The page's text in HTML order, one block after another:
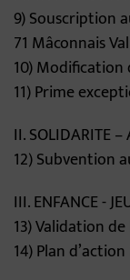
9) Souscription
71 Mâconnais
10)
11) Prime
II. SOLIDARITE –
12) Subvention
III. ENFANCE -
13) Validation
14) Plan